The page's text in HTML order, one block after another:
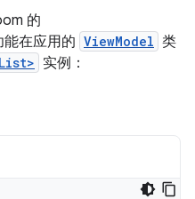
的
能在应用的 ViewModel 类
实例：